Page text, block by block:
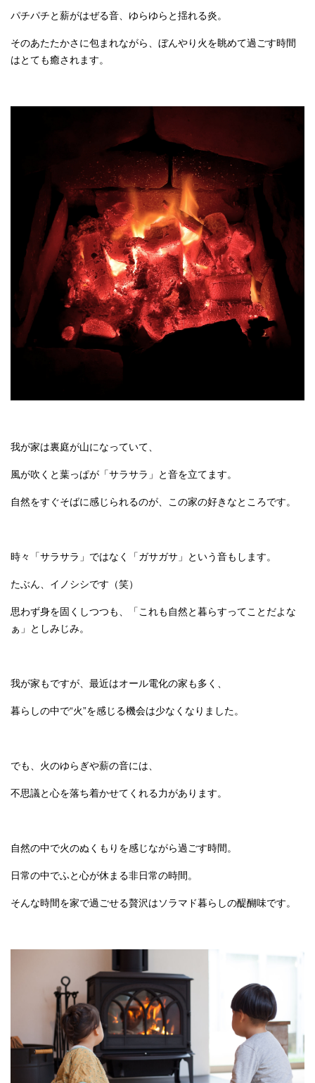
パチパチと薪がはぜる音、ゆらゆらと揺れる炎。
そのあたたかさに包まれながら、ぼんやり火を眺めて過ごす時間
はとても癒されます。
我が家は裏庭が山になっていて、
風が吹くと葉っぱが「サラサラ」と音を立てます。
自然をすぐそばに感じられるのが、この家の好きなところです。
時々「サラサラ」ではなく「ガサガサ」という音もします。
たぶん、イノシシです（笑）
思わず身を固くしつつも、「これも自然と暮らすってことだよな
ぁ」としみじみ。
我が家もですが、最近はオール電化の家も多く、
暮らしの中で“火”を感じる機会は少なくなりました。
でも、火のゆらぎや薪の音には、
不思議と心を落ち着かせてくれる力があります。
自然の中で火のぬくもりを感じながら過ごす時間。
日常の中でふと心が休まる非日常の時間。
そんな時間を家で過ごせる贅沢はソラマド暮らしの醍醐味です。